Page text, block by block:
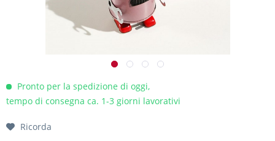
Pronto per la spedizione di oggi,
tempo di consegna ca. 1-3 giorni lavorativi
Ricorda